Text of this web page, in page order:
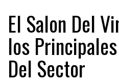
El Salon Del
los
Del Sector